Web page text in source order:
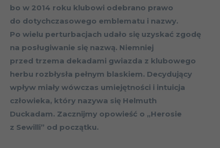
bo w 2014 roku klubowi odebrano prawo
do dotychczasowego emblematu i nazwy.
Po wielu perturbacjach udało się uzyskać zgodę
na posługiwanie się nazwą. Niemniej
przed trzema dekadami gwiazda z klubowego
herbu rozbłysła pełnym blaskiem. Decydujący
wpływ miały wówczas umiejętności i intuicja
człowieka, który nazywa się Helmuth
Duckadam. Zacznijmy opowieść o „Herosie
z Sewilli” od początku.